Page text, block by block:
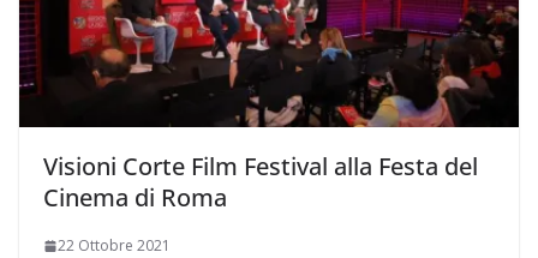
Visioni Corte Film Festival alla Festa del
Cinema di Roma
22 Ottobre 2021